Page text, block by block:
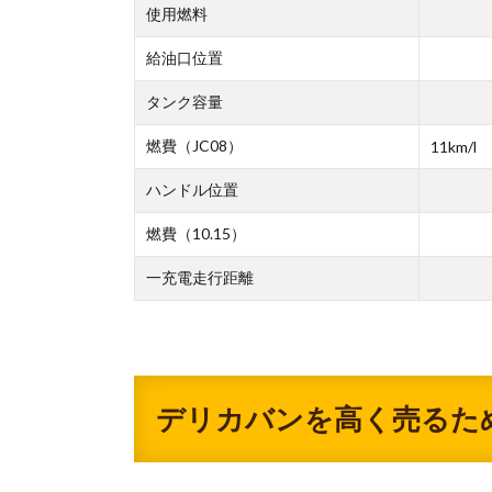
使用燃料
給油口位置
タンク容量
燃費（JC08） 11km/l
ハンドル位置
燃費（10.15）
一充電走行距離
デリカバンを高く売るた